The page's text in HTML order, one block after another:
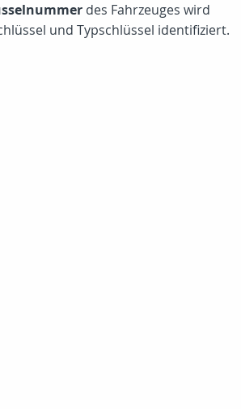
des Fahrzeuges wird
und Typschlüssel identifiziert.